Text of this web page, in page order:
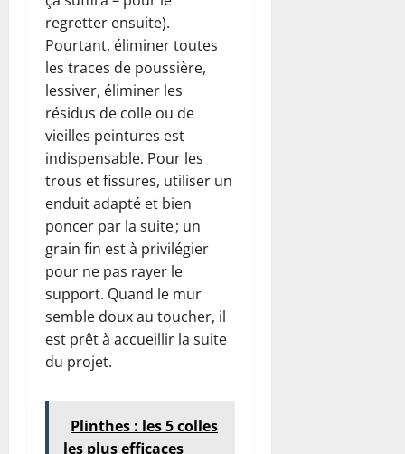
regretter ensuite).
Pourtant, éliminer toutes
les traces de poussière,
lessiver, éliminer les
résidus de colle ou de
vieilles peintures est
indispensable. Pour les
trous et fissures, utiliser un
enduit adapté et bien
poncer par la suite ; un
grain fin est à privilégier
pour ne pas rayer le
support. Quand le mur
semble doux au toucher, il
est prêt à accueillir la suite
du projet.
Plinthes : les 5 colles
les plus efficaces